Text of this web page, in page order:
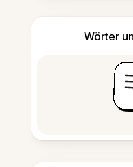
Wörter